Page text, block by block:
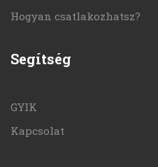
Hogyan csatlakozhatsz?
Segítség
GYIK
Kapcsolat